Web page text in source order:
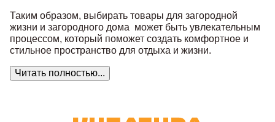
Таким образом, выбирать товары для загородной
жизни и загородного дома может быть увлекательным
процессом, который поможет создать комфортное и
стильное пространство для отдыха и жизни.
Читать полностью...